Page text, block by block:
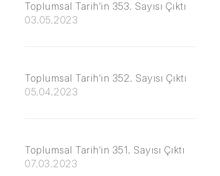
Toplumsal Tarih’in 353. Sayısı Çıktı
03.05.2023
Toplumsal Tarih’in 352. Sayısı Çıktı
05.04.2023
Toplumsal Tarih’in 351. Sayısı Çıktı
07.03.2023